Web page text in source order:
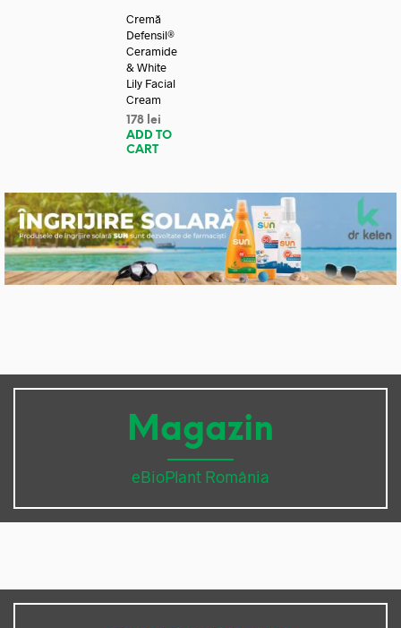
Cremă
Defensil®
Ceramide
& White
Lily Facial
Cream
178 lei
ADD TO
CART
Magazin
eBioPlant România